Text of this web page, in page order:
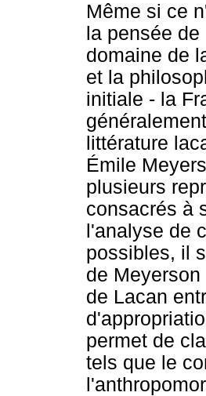
Même si ce
la pensée
domaine de
et la
initiale - la
littérature
Émile
plusieurs
consacrés à
l'analyse de
possibles, il
de
de Lacan
permet de
tels que le